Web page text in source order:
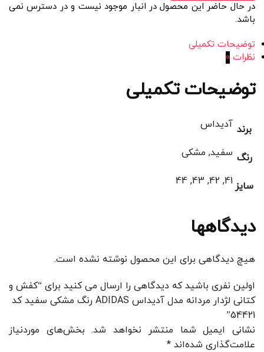
در حال حاضر این محصول در انبار موجود نیست و در دسترس نمی
باشد.
توضیحات تکمیلی
نظرات 0
توضیحات تکمیلی
برند آدیداس
رنگ سفید, مشکی
سایز 41, 42, 43, 44
دیدگاهها
هیچ دیدگاهی برای این محصول نوشته نشده است.
اولین نفری باشید که دیدگاهی را ارسال می کنید برای “کفش و
کتانی لژدار مردانه مدل آدیداس ADIDAS رنگ مشکی سفید کد
54421”
نشانی ایمیل شما منتشر نخواهد شد. بخش‌های موردنیاز
علامت‌گذاری شده‌اند *